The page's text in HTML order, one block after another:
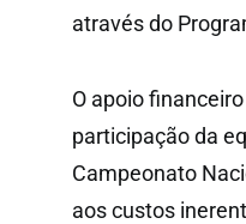
através do
O apoio
participação da
Campeonato
aos custos